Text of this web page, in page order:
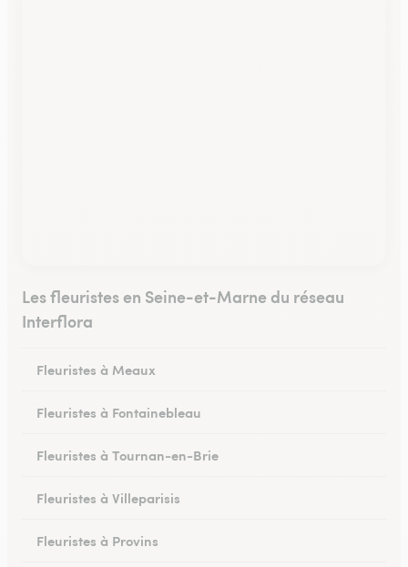
Les fleuristes en Seine-et-Marne du réseau
Interflora
Fleuristes à Meaux
Fleuristes à Fontainebleau
Fleuristes à Tournan-en-Brie
Fleuristes à Villeparisis
Fleuristes à Provins